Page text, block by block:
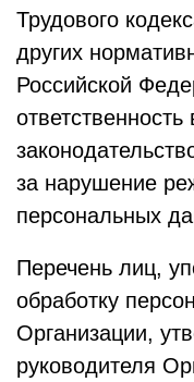
Трудового
других
Российской
ответственность
за нарушение
персональных
Перечень лиц,
обработку
Организации,
руководителя